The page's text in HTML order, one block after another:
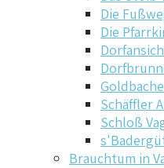
Die
Die
Schäffler
Schloß
Brauchtum in